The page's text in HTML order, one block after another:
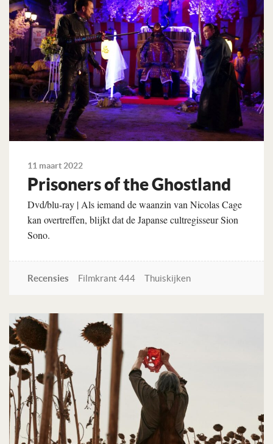
11 maart 2022
Prisoners of the Ghostland
Dvd/blu-ray | Als iemand de waanzin van Nicolas Cage
kan overtreffen, blijkt dat de Japanse cultregisseur Sion
Sono.
Recensies Filmkrant 444 Thuiskijken
Lees verder